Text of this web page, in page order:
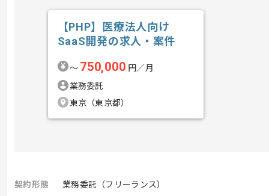
【PHP】医療法人向け
SaaS開発の求人・案件
〜 750,000 円／月
業務委託
東京（東京都）
契約形態
業務委託（フリーランス）